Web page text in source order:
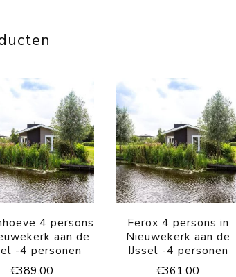
4 persons
aan de
-4 personen
€389.00
Ferox 4 persons in
Nieuwekerk aan de
IJssel -4 personen
€361.00